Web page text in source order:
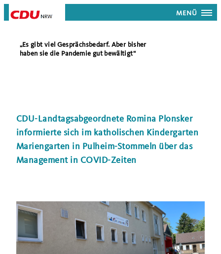
MENÜ
Es gibt viel Gesprächsbedarf. Aber bisher
haben sie die Pandemie gut bewältigt“
CDU-Landtagsabgeordnete Romina Plonsker
informierte sich im katholischen Kindergarten
Mariengarten in Pulheim-Stommeln über das
Management in COVID-Zeiten